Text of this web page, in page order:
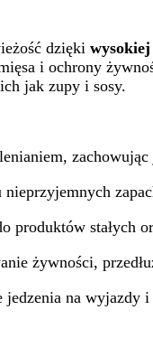
dzięki
i ochrony
jak zupy i sosy.
produktów stałych
żywności,
jedzenia na wyjazdy